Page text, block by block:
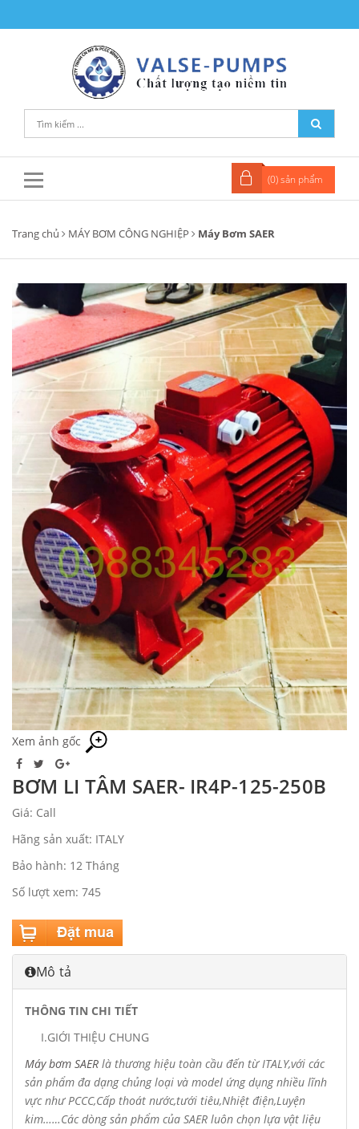
(0) sản phẩm
Trang chủ MÁY BƠM CÔNG NGHIỆP Máy Bơm SAER
Xem ảnh gốc
BƠM LI TÂM SAER- IR4P-125-250B
Giá: Call
Hãng sản xuất: ITALY
Bảo hành: 12 Tháng
Số lượt xem: 745
Mô tả
THÔNG TIN CHI TIẾT
I.GIỚI THIỆU CHUNG
Máybơm SAER là thương hiệu toàn cầu đến từ ITALY,với các
sản phẩm đa dạng chủng loại và model ứng dụng nhiều lĩnh
vực như PCCC,Cấp thoát nước,tưới tiêu,Nhiệt điện,Luyện
kim……Các dòng sản phẩm của SAER luôn chọn lựa vật liệu